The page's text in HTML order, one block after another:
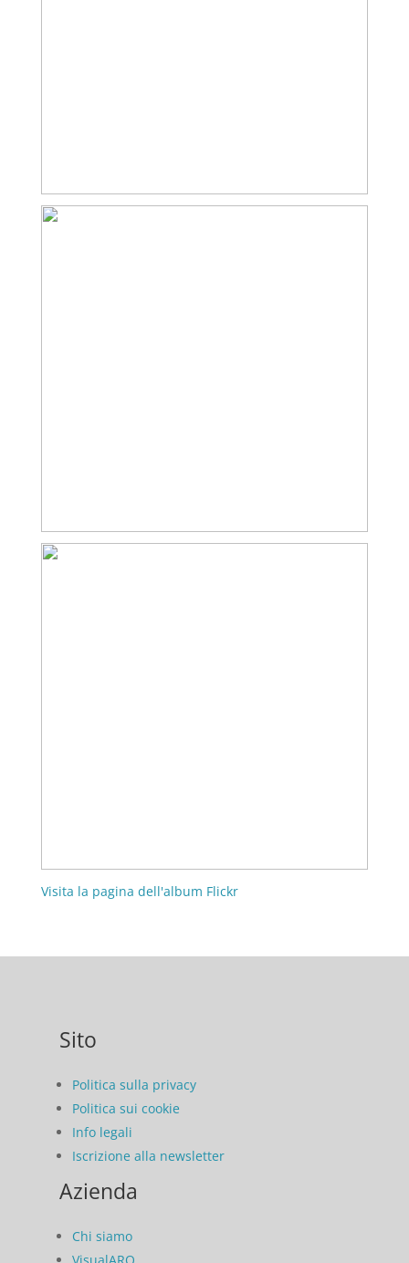
Visita la pagina dell'album Flickr
Sito
Politica sulla privacy
Politica sui cookie
Info legali
Iscrizione alla newsletter
Azienda
Chi siamo